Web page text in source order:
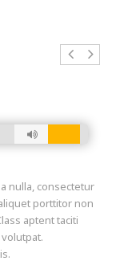
nulla, consectetur
porttitor non
aptent taciti